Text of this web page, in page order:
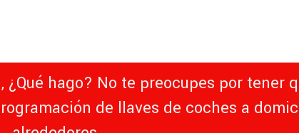
hago? No te preocupes por tener
de llaves de coches a